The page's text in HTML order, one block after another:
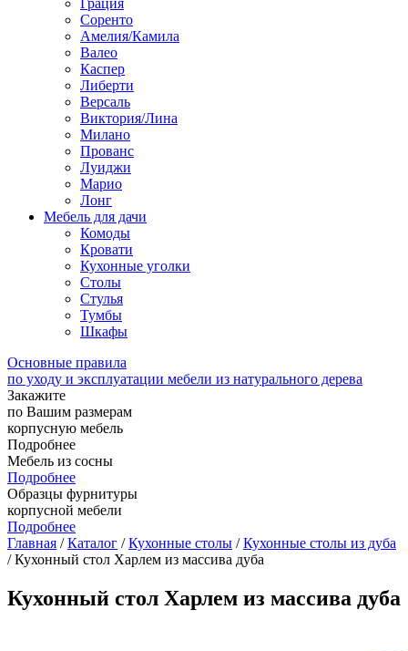
Грация
Соренто
Амелия/Камила
Валео
Каспер
Либерти
Версаль
Виктория/Лина
Милано
Прованс
Луиджи
Марио
Лонг
Мебель для дачи
Комоды
Кровати
Кухонные уголки
Столы
Стулья
Тумбы
Шкафы
Основные правила
по уходу и эксплуатации мебели из натурального дерева
Закажите
по Вашим размерам
корпусную мебель
Подробнее
Мебель из сосны
Подробнее
Образцы фурнитуры
корпусной мебели
Подробнее
Главная /Каталог /Кухонные столы /Кухонные столы из дуба
/ Кухонный стол Харлем из массива дуба
Кухонный стол Харлем из массива дуба